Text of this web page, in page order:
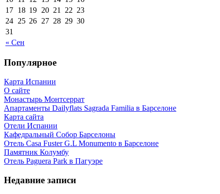
« Сен
17 18 19 20 21 22 23
24 25 26 27 28 29 30
31
Популярное
Карта Испании
О сайте
Монастырь Монтсеррат
Апартаменты Dailyflats Sagrada Familia в Барселоне
Карта сайта
Отели Испании
Кафeдрaльный Собор Барселоны
Отель Casa Fuster G.L Monumento в Барселоне
Пaмятник Колумбу
Отель Paguera Park в Пагуэре
Недавние записи